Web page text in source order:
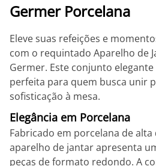
Germer Porcelana
Eleve suas refeições e
com o requintado Aparelho de
Germer. Este conjunto
perfeita para quem busca unir
sofisticação à mesa.
Elegância em Porcelana
Fabricado em porcelana de
aparelho de jantar apresenta
peças de formato redondo. A